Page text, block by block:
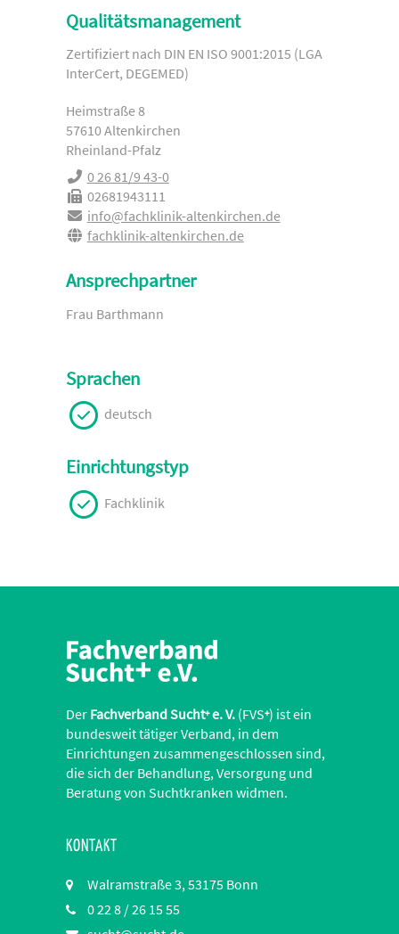
Qualitätsmanagement
Zertifiziert nach DIN EN ISO 9001:2015 (LGA
InterCert, DEGEMED)
Heimstraße 8
57610 Altenkirchen
Rheinland-Pfalz
0 26 81/9 43-0
02681943111
info@fachklinik-altenkirchen.de
fachklinik-altenkirchen.de
Ansprechpartner
Frau Barthmann
Sprachen
deutsch
Einrichtungstyp
Fachklinik
Der Fachverband Sucht+e. V. (FVS+) ist ein
bundesweit tätiger Verband, in dem
Einrichtungen zusammengeschlossen sind,
die sich der Behandlung, Versorgung und
Beratung von Suchtkranken widmen.
KONTAKT
Walramstraße 3, 53175 Bonn
0 22 8 / 26 15 55